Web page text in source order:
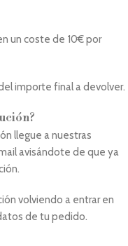
un coste de 10€ por
importe final a devolver.
llegue a nuestras
avisándote de que ya
volviendo a entrar en
de tu pedido.